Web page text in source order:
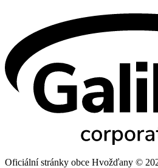
Oficiální stránky obce Hvožďany ©